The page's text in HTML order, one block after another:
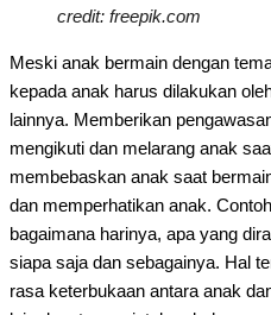
credit: freepik.com
Meski anak bermain dengan
kepada anak harus dilakukan
lainnya. Memberikan
mengikuti dan melarang anak
membebaskan anak saat
dan memperhatikan anak.
bagaimana harinya, apa yang
siapa saja dan sebagainya. Hal
rasa keterbukaan antara anak